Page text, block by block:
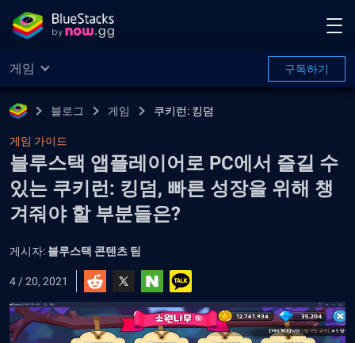
게임 구독하기
블로그 게임 쿠키런: 킹덤
게임 가이드
블루스택 앱플레이어로 PC에서 즐길 수
있는 쿠키런: 킹덤, 빠른 성장을 위해 챙
겨줘야 할 부분들은?
게시자: 블루스택 콘텐츠 팀
4 / 20, 2021